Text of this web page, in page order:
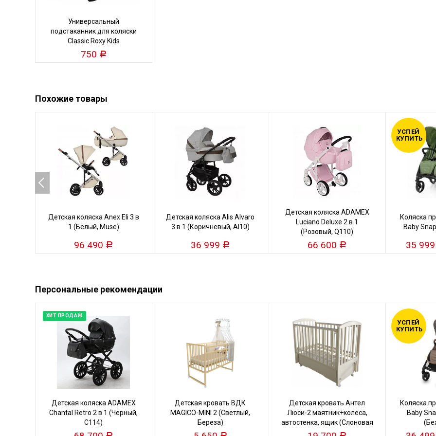
Универсальный
подстаканник для коляски
Classic Roxy Kids
750 Р
Похожие товары
Детская коляска Anex Eli 3 в
1 (Белый, Muse)
96 490 Р
Детская коляска Alis Alvaro
3 в 1 (Коричневый, Al10)
36 999 Р
Детская коляска ADAMEX
Luciano Deluxe 2 в 1
(Розовый, Q110)
66 600 Р
Коляска
Baby
35 999
УСПЕЙ
КУПИТЬ
Персональные рекомендации
ХИТ ПРОДАЖ
Детская коляска ADAMEX
Chantal Retro 2 в 1 (Черный,
C114)
Детская кровать ВДК
MAGICO-MINI 2 (Светлый,
Береза)
Детская кровать Антел
Люси-2 маятник+колеса,
автостенка, ящик (Слоновая
кость)
Коляска
Baby
УСПЕЙ
КУПИТЬ